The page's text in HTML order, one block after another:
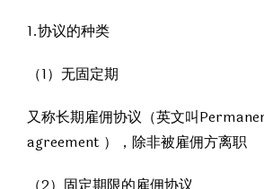
1.协议的种类
（1）无固定期
又称长期雇佣协议（英文叫
agreement ），除非被雇佣方离职